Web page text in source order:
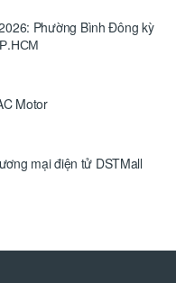
Phường Bình Đông kỳ
Motor
mại điện tử DSTMall